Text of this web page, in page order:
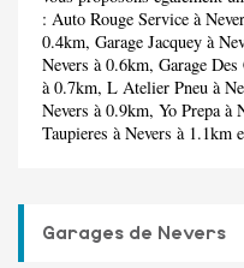
: Auto Rouge Service à
0.4km, Garage Jacquey à
Nevers à 0.6km, Garage
à 0.7km, L Atelier Pneu à
Nevers à 0.9km, Yo Prepaà
Taupieres à Nevers à 1.1km
Garages de Nevers